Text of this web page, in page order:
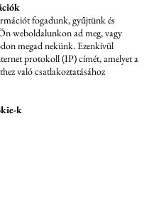
fogadunk, gyűjtünk és
weboldalunkon ad meg, vagy
megad nekünk. Ezenkívül
protokoll (IP) címét, amelyet a
való csatlakoztatásához
k